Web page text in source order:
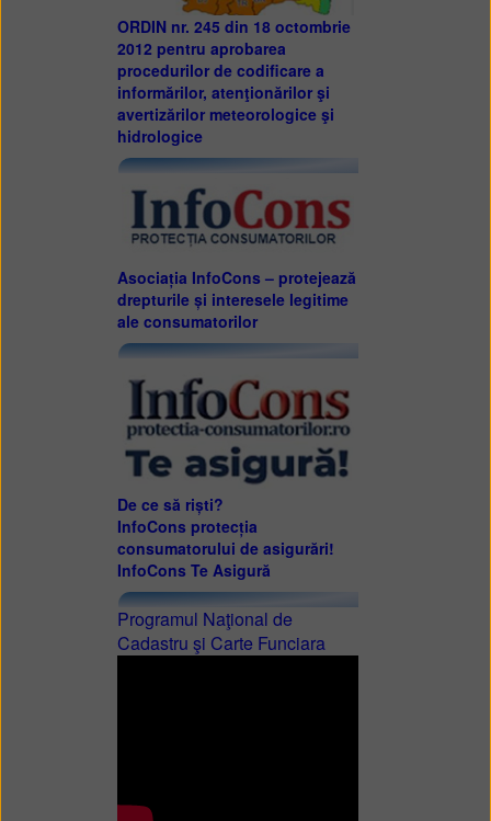
ORDIN nr. 245 din 18 octombrie
2012 pentru aprobarea
procedurilor de codificare a
informărilor, atenţionărilor şi
avertizărilor meteorologice şi
hidrologice
Asociația InfoCons – protejează
drepturile și interesele legitime
ale consumatorilor
De ce să riști?
InfoCons protecția
consumatorului de asigurări!
InfoCons Te Asigură
Programul Naţional de
Cadastru şi Carte Funciara